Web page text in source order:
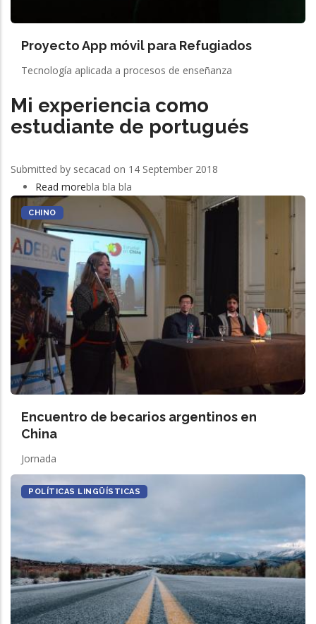
Proyecto App móvil para Refugiados
Tecnología aplicada a procesos de enseñanza
Mi experiencia como
estudiante de portugués
Submitted by secacad on 14 September 2018
Read moreabout
como
estudiante
de
portugués
bla bla bla
CHINO
Encuentro de becarios argentinos en
China
Jornada
POLÍTICAS LINGÜÍSTICAS